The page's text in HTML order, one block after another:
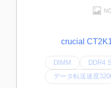
crucial
DIMM DDR4
データ転送速度